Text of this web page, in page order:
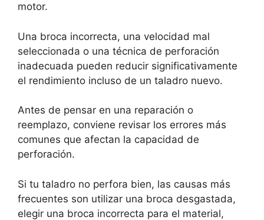
motor.
Una broca incorrecta, una velocidad mal
seleccionada o una técnica de perforación
inadecuada pueden reducir significativamente
el rendimiento incluso de un taladro nuevo.
Antes de pensar en una reparación o
reemplazo, conviene revisar los errores más
comunes que afectan la capacidad de
perforación.
Si tu taladro no perfora bien, las causas más
frecuentes son utilizar una broca desgastada,
elegir una broca incorrecta para el material,